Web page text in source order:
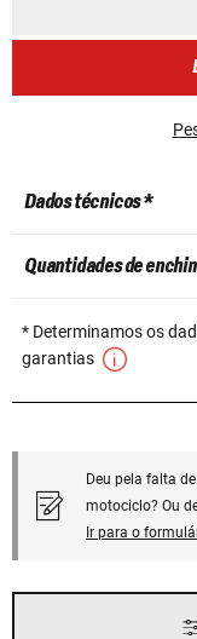
Dados técnicos *
Quantidades de
* Determinamos os
garantias
Deu pela falta
motociclo? Ou
Ir para o